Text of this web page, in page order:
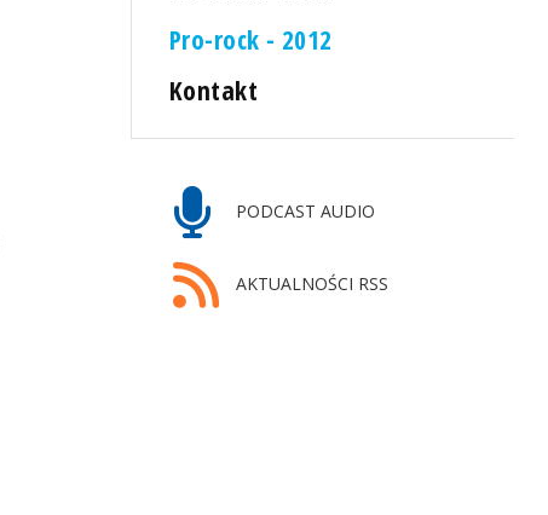
Pro-rock - 2012
Kontakt
PODCAST AUDIO
AKTUALNOŚCI RSS